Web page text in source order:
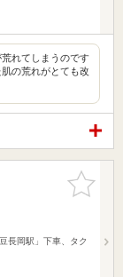
れてしまうのです
の荒れがとても改
お気に入
りに追加
長岡駅」下車、タク